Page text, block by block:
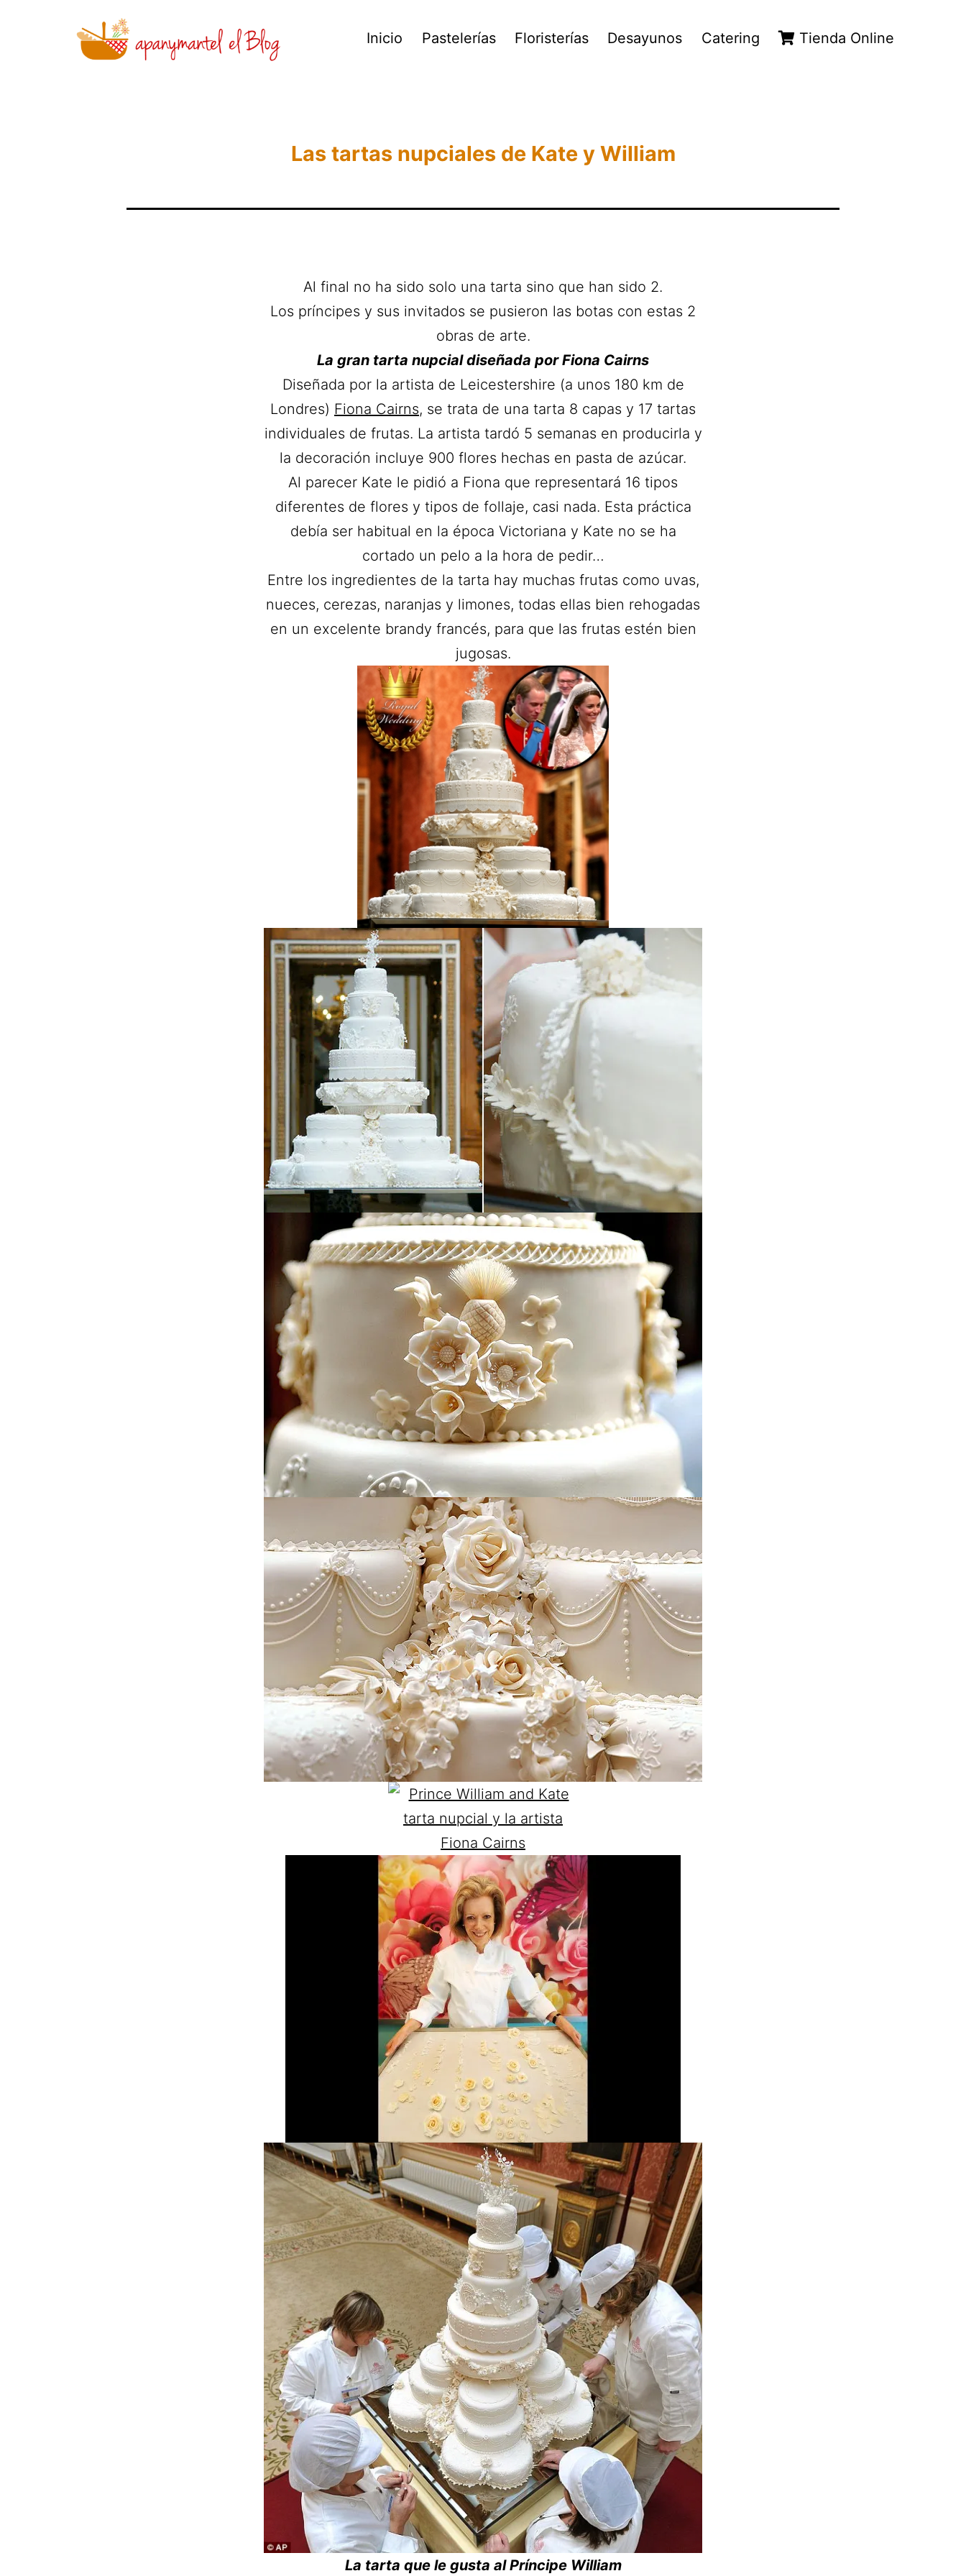
Inicio Pastelerías Floristerías Desayunos Catering Tienda Online
Las tartas nupciales de Kate y William
Al final no ha sido solo una tarta sino que han sido 2.
Los príncipes y sus invitados se pusieron las botas con estas 2
obras de arte.
La gran tarta nupcial diseñada por Fiona Cairns
Diseñada por la artista de Leicestershire (a unos 180 km de
Londres) Fiona Cairns, se trata de una tarta 8 capas y 17 tartas
individuales de frutas. La artista tardó 5 semanas en producirla y
la decoración incluye 900 flores hechas en pasta de azúcar.
Al parecer Kate le pidió a Fiona que representará 16 tipos
diferentes de flores y tipos de follaje, casi nada. Esta práctica
debía ser habitual en la época Victoriana y Kate no se ha
cortado un pelo a la hora de pedir…
Entre los ingredientes de la tarta hay muchas frutas como uvas,
nueces, cerezas, naranjas y limones, todas ellas bien rehogadas
en un excelente brandy francés, para que las frutas estén bien
jugosas.
La tarta que le gusta al Príncipe William